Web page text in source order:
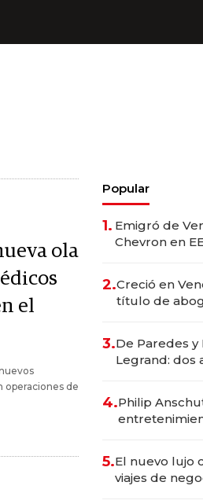
ola
el
operaciones de
Popular
1. Emigró de
Chevron en
2.Creció en
título de
3.De Paredes
Legrand: dos
4.Philip
5.El nuevo lujo
viajes de